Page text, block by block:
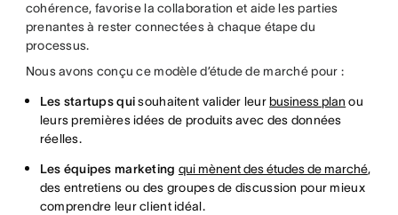
cohérence, favorise la collaboration et aide les parties
prenantes à rester connectées à chaque étape du
processus.
Nous avons conçu ce modèle d’étude de marché pour :
Les startups quisouhaitent valider leurbusiness plan ou
leurs premières idées de produits avec des données
réelles.
Les équipes marketing qui mènent des études de marché,
des entretiens ou des groupes de discussion pour mieux
comprendre leur client idéal.